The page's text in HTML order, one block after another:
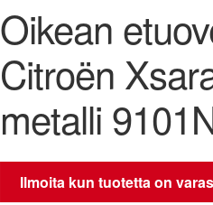
Oikean
Citroën
metalli
Ilmoita kun tuotetta on